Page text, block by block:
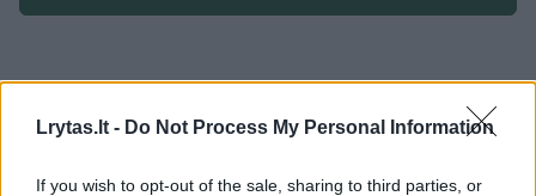
Lrytas.lt - Do Not Process My Personal Information
If you wish to opt-out of the sale, sharing to third parties, or